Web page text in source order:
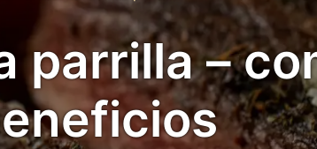
parrilla –